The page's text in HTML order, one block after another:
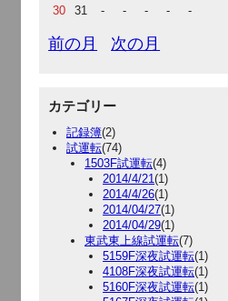
30
31 - - - - -
前の月 次の月
カテゴリー
記録簿(2)
試運転(74)
1503F試運転(4)
2014/4/21(1)
2014/4/26(1)
2014/04/27(1)
2014/04/29(1)
東武東上線試運転(7)
5159F深夜試運転(1)
4108F深夜試運転(1)
5160F深夜試運転(1)